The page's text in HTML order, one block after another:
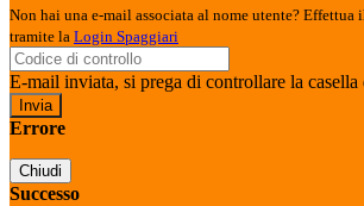
Non hai una e-mail associata al nome utente? Effettua
tramite la Login Spaggiari
E-mail inviata, si prega di controllare la casella
Errore
Chiudi
Successo